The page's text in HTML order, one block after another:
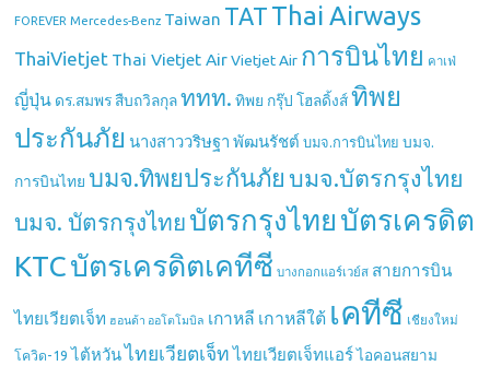
FOREVER Mercedes-Benz Taiwan TAT Thai Airways
ThaiVietjet Thai Vietjet Air Vietjet Air การบินไทย คาเฟ่
ญี่ปุ่น ดร.สมพร สืบถวิลกุล ททท. ทิพย กรุ๊ป โฮลดิ้งส์ ทิพย
ประกันภัย นางสาววริษฐา พัฒนรัชต์ บมจ.การบินไทย บมจ.
การบินไทย บมจ.ทิพยประกันภัย บมจ.บัตรกรุงไทย
บมจ. บัตรกรุงไทย บัตรกรุงไทย บัตรเครดิต
KTCบัตรเครดิตเคทีซี บางกอกแอร์เวย์ส สายการบิน
ไทยเวียตเจ็ท ฮอนด้า ออโตโมบิล เกาหลี เกาหลีใต้ เคทีซี เชียงใหม่
โควิด-19 ไต้หวัน ไทยเวียตเจ็ท ไทยเวียตเจ็ทแอร์ ไอคอนสยาม